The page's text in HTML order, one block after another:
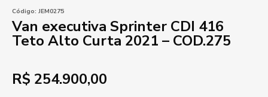
Código: JEM0275
Van executiva Sprinter CDI 416
Teto Alto Curta 2021 – COD.275
R$ 254.900,00